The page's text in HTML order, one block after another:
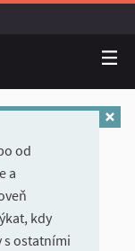
od
a
kdy
s ostatními